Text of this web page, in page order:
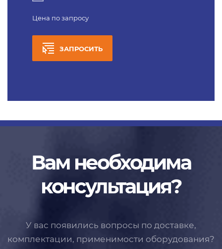
Цена по запросу
ЗАПРОСИТЬ
Вам необходима
консультация?
У вас появились вопросы по доставке,
комплектации, применимости оборудования?